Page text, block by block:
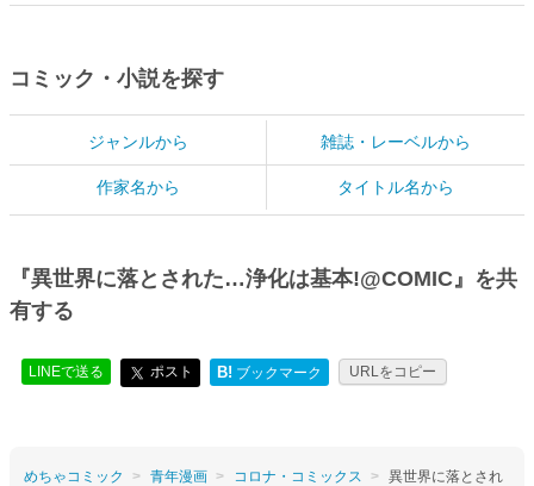
コミック・小説を探す
ジャンルから 雑誌・レーベルから
作家名から タイトル名から
『異世界に落とされた…浄化は基本!@COMIC』を共
有する
LINEで送る ポスト B! ブックマーク URLをコピー
めちゃコミック 青年漫画 コロナ・コミックス
異世界に落とされ